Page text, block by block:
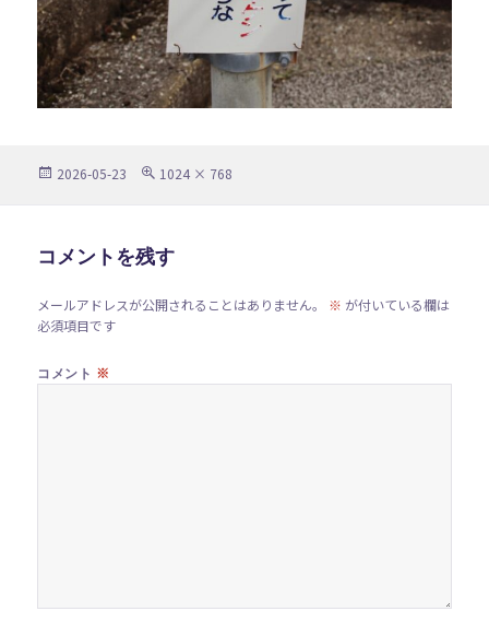
投
2026-05-23
フ
ズ
1024 × 768
コメントを残す
メールアドレスが公開されることはありません。 ※ が付いている欄は
必須項目です
コメント ※